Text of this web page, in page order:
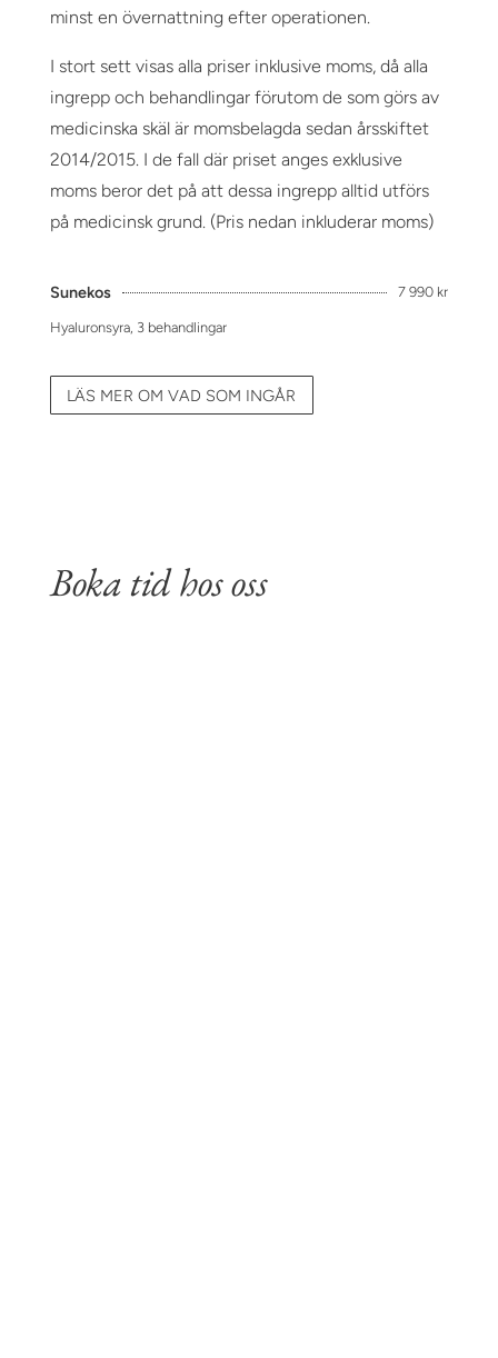
minst en övernattning efter operationen.
I stort sett visas alla priser inklusive moms, då alla
ingrepp och behandlingar förutom de som görs av
medicinska skäl är momsbelagda sedan årsskiftet
2014/2015. I de fall där priset anges exklusive
moms beror det på att dessa ingrepp alltid utförs
på medicinsk grund. (Pris nedan inkluderar moms)
Sunekos 7 990 kr
Hyaluronsyra, 3 behandlingar
LÄS MER OM VAD SOM INGÅR
Boka tid hos oss